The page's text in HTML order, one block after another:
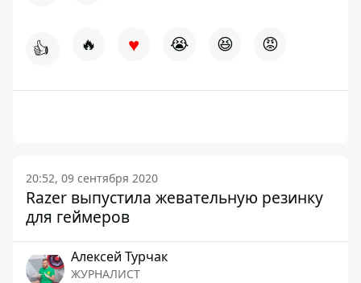
👍 🔥 ♥ 😭 😆 😡
20:52, 09 сентября 2020
Razer выпустила жевательную резинку
для геймеров
Алексей Турчак
ЖУРНАЛИСТ